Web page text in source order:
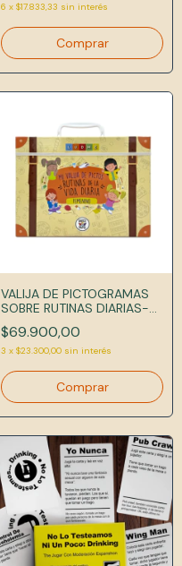
6 x $17.833,33 sin interés
VALIJA DE PICTOGRAMAS
SOBRE RUTINAS DIARIAS-
FEMENINO
$69.900,00
3 x $23.300,00 sin interés